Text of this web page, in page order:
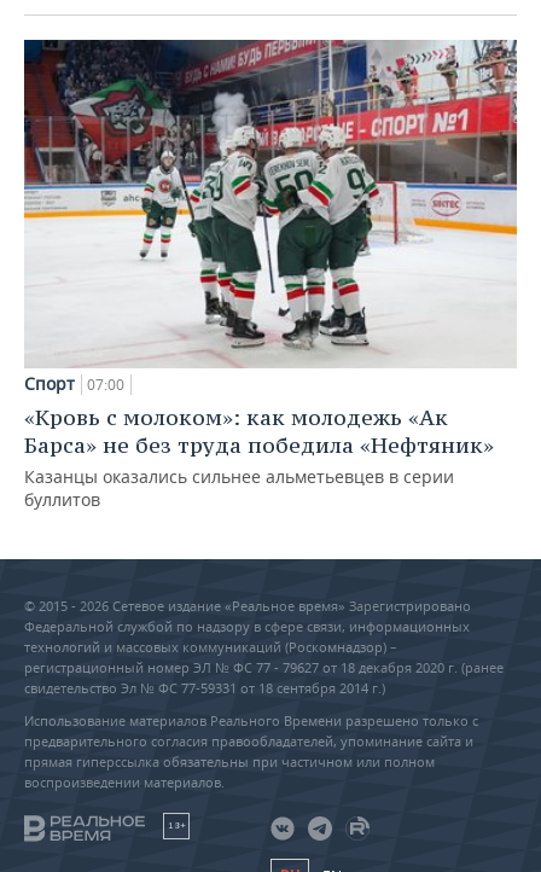
Спорт 07:00
«Кровь с молоком»: как молодежь «Ак
Барса» не без труда победила «Нефтяник»
Казанцы оказались сильнее альметьевцев в серии
буллитов
© 2015 - 2026 Сетевое издание «Реальное время» Зарегистрировано
Федеральной службой по надзору в сфере связи, информационных
технологий и массовых коммуникаций (Роскомнадзор) –
регистрационный номер ЭЛ № ФС 77 - 79627 от 18 декабря 2020 г. (ранее
свидетельство Эл № ФС 77-59331 от 18 сентября 2014 г.)
Использование материалов Реального Времени разрешено только с
предварительного согласия правообладателей, упоминание сайта и
прямая гиперссылка обязательны при частичном или полном
воспроизведении материалов.
18+